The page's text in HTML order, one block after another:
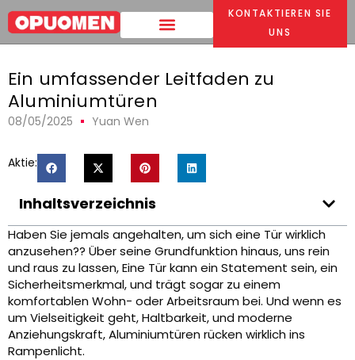
KONTAKTIEREN SIE
UNS
Heim > Ein umfassender Leitfaden zu Aluminiumtüren
Ein umfassender Leitfaden zu
Aluminiumtüren
08/05/2025 Yuan Wen
Aktie:
Inhaltsverzeichnis
Haben Sie jemals angehalten, um sich eine Tür wirklich
anzusehen?? Über seine Grundfunktion hinaus, uns rein
und raus zu lassen, Eine Tür kann ein Statement sein, ein
Sicherheitsmerkmal, und trägt sogar zu einem
komfortablen Wohn- oder Arbeitsraum bei. Und wenn es
um Vielseitigkeit geht, Haltbarkeit, und moderne
Anziehungskraft, Aluminiumtüren rücken wirklich ins
Rampenlicht.